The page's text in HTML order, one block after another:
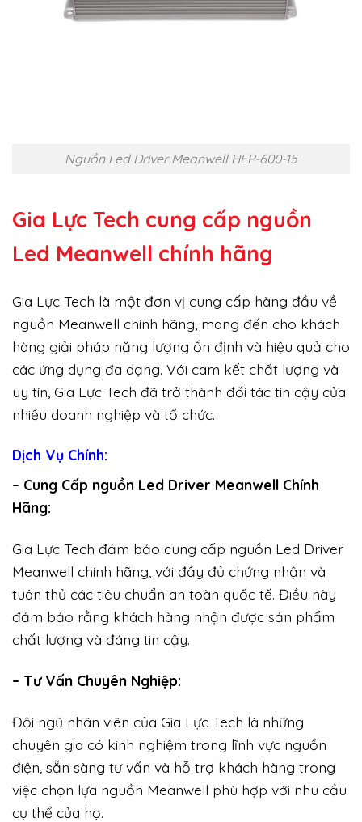
Nguồn Led Driver Meanwell HEP-600-15
Gia Lực Tech cung cấp nguồn
Led Meanwell chính hãng
Gia Lực Tech là một đơn vị cung cấp hàng đầu về
nguồn Meanwell chính hãng, mang đến cho khách
hàng giải pháp năng lượng ổn định và hiệu quả cho
các ứng dụng đa dạng. Với cam kết chất lượng và
uy tín, Gia Lực Tech đã trở thành đối tác tin cậy của
nhiều doanh nghiệp và tổ chức.
Dịch Vụ Chính:
– Cung Cấp nguồn Led Driver Meanwell Chính
Hãng:
Gia Lực Tech đảm bảo cung cấp nguồn Led Driver
Meanwell chính hãng, với đầy đủ chứng nhận và
tuân thủ các tiêu chuẩn an toàn quốc tế. Điều này
đảm bảo rằng khách hàng nhận được sản phẩm
chất lượng và đáng tin cậy.
– Tư Vấn Chuyên Nghiệp:
Đội ngũ nhân viên của Gia Lực Tech là những
chuyên gia có kinh nghiệm trong lĩnh vực nguồn
điện, sẵn sàng tư vấn và hỗ trợ khách hàng trong
việc chọn lựa nguồn Meanwell phù hợp với nhu cầu
cụ thể của họ.